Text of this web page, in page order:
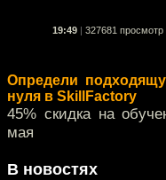
19:49 327681 просмотр
Определи
нуля в SkillFactory
45% скидка на
мая
В новостях